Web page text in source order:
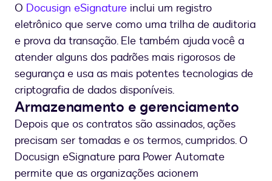
O Docusign eSignature inclui um registro
eletrônico que serve como uma trilha de auditoria
e prova da transação. Ele também ajuda você a
atender alguns dos padrões mais rigorosos de
segurança e usa as mais potentes tecnologias de
criptografia de dados disponíveis.
Armazenamento e gerenciamento
Depois que os contratos são assinados, ações
precisam ser tomadas e os termos, cumpridos. O
Docusign eSignature para Power Automate
permite que as organizações acionem